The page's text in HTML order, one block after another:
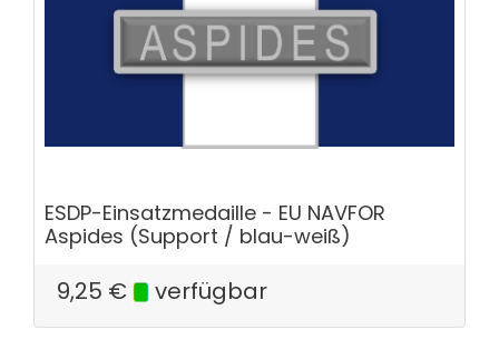
ESDP-Einsatzmedaille - EU NAVFOR
Aspides (Support / blau-weiß)
9,25 € verfügbar